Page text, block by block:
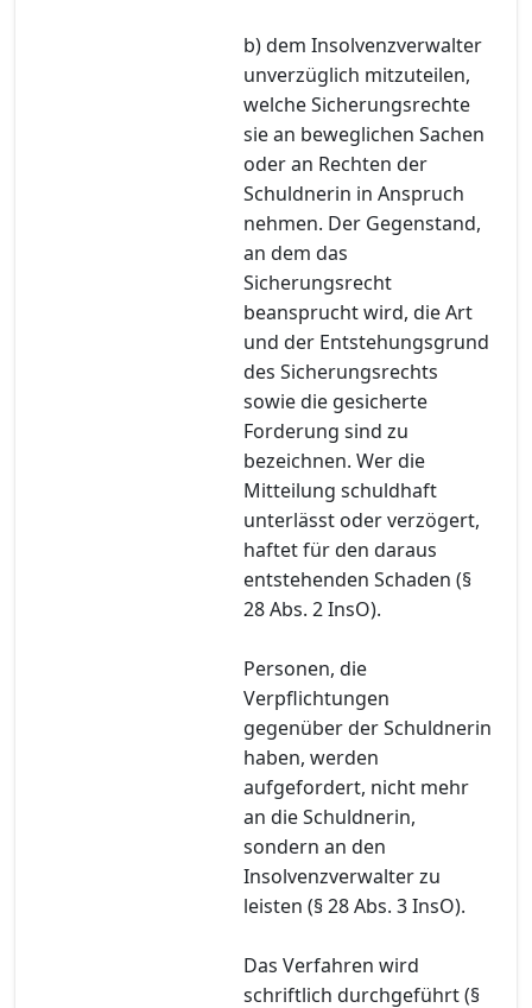
b) dem Insolvenzverwalter
unverzüglich mitzuteilen,
welche Sicherungsrechte
sie an beweglichen Sachen
oder an Rechten der
Schuldnerin in Anspruch
nehmen. Der Gegenstand,
an dem das
Sicherungsrecht
beansprucht wird, die Art
und der Entstehungsgrund
des Sicherungsrechts
sowie die gesicherte
Forderung sind zu
bezeichnen. Wer die
Mitteilung schuldhaft
unterlässt oder verzögert,
haftet für den daraus
entstehenden Schaden (§
28 Abs. 2 InsO).
Personen, die
Verpflichtungen
gegenüber der Schuldnerin
haben, werden
aufgefordert, nicht mehr
an die Schuldnerin,
sondern an den
Insolvenzverwalter zu
leisten (§ 28 Abs. 3 InsO).
Das Verfahren wird
schriftlich durchgeführt (§